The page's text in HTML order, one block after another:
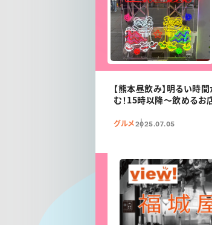
【熊本昼飲み】明るい時
む！15時以降〜飲める
グルメ2025.07.05